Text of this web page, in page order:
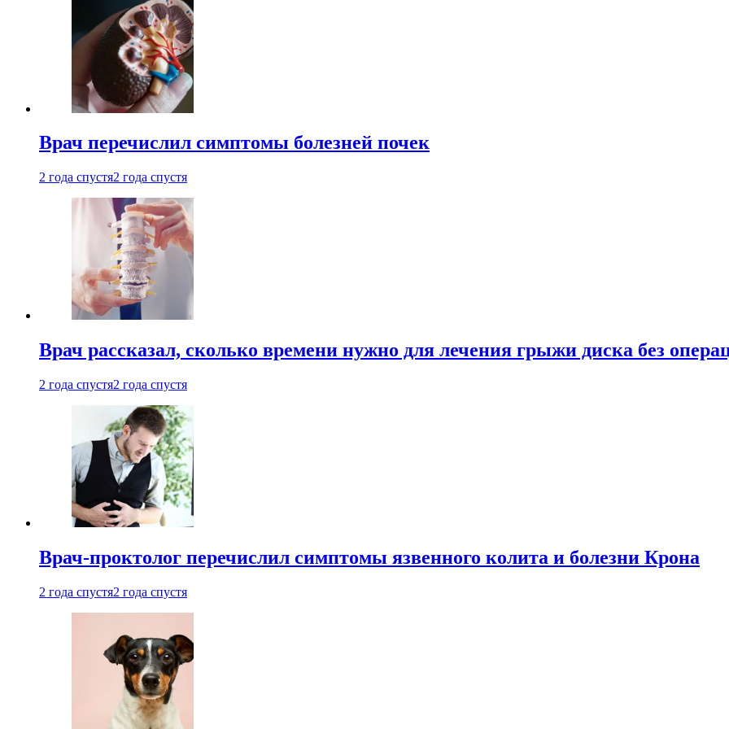
Врач перечислил симптомы болезней почек
2 года спустя2 года спустя
Врач рассказал, сколько времени нужно для лечения грыжи диска без
2 года спустя2 года спустя
Врач-проктолог перечислил симптомы язвенного колита и болезни Крона
2 года спустя2 года спустя